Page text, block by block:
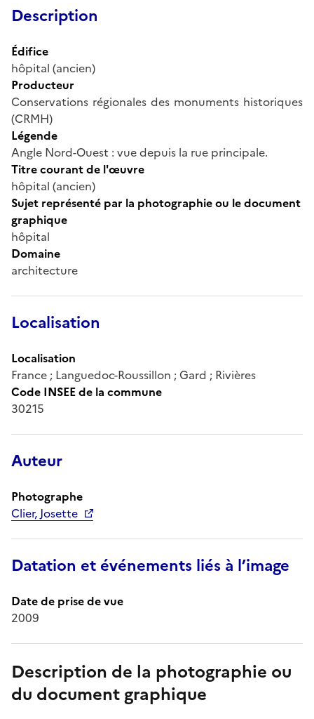
Description
Édifice
hôpital (ancien)
Producteur
Conservations régionales des monuments historiques
(CRMH)
Légende
Angle Nord-Ouest : vue depuis la rue principale.
Titre courant de l'œuvre
hôpital (ancien)
Sujet représenté par la photographie ou le document
graphique
hôpital
Domaine
architecture
Localisation
Localisation
France ; Languedoc-Roussillon ; Gard ; Rivières
Code INSEE de la commune
30215
Auteur
Photographe
Clier, Josette
Datation et événements liés à l’image
Date de prise de vue
2009
Description de la photographie ou
du document graphique